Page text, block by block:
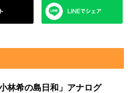
林希の島日和」アナログ